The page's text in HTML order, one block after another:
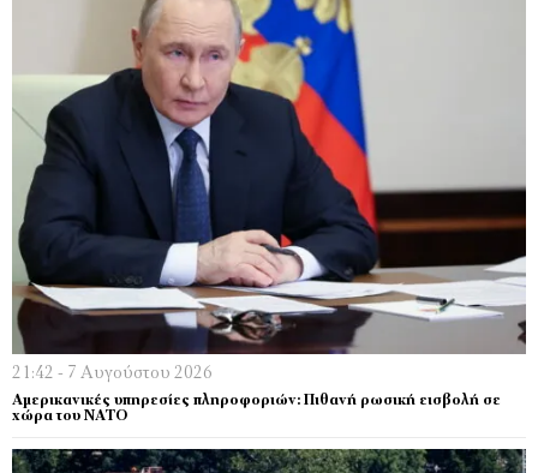
21:42 - 7 Αυγούστου 2026
Αμερικανικές υπηρεσίες πληροφοριών: Πιθανή ρωσική εισβολή σε
χώρα του ΝΑΤΟ